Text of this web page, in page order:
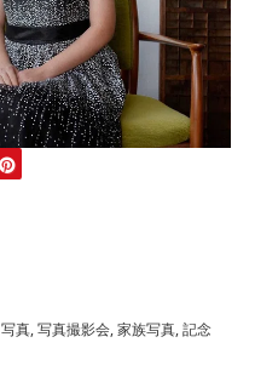
写真,写真撮影会,家族写真,記念